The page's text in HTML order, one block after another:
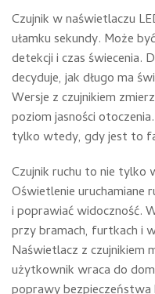
Czujnik w naświetlaczu
ułamku sekundy. Może
detekcji i czas świecenia.
decyduje, jak długo ma
Wersje z czujnikiem
poziom jasności
tylko wtedy, gdy jest to
Czujnik ruchu to nie tylko
Oświetlenie uruchamiane
i poprawiać widoczność.
przy bramach, furtkach i
Naświetlacz z czujnikiem
użytkownik wraca do